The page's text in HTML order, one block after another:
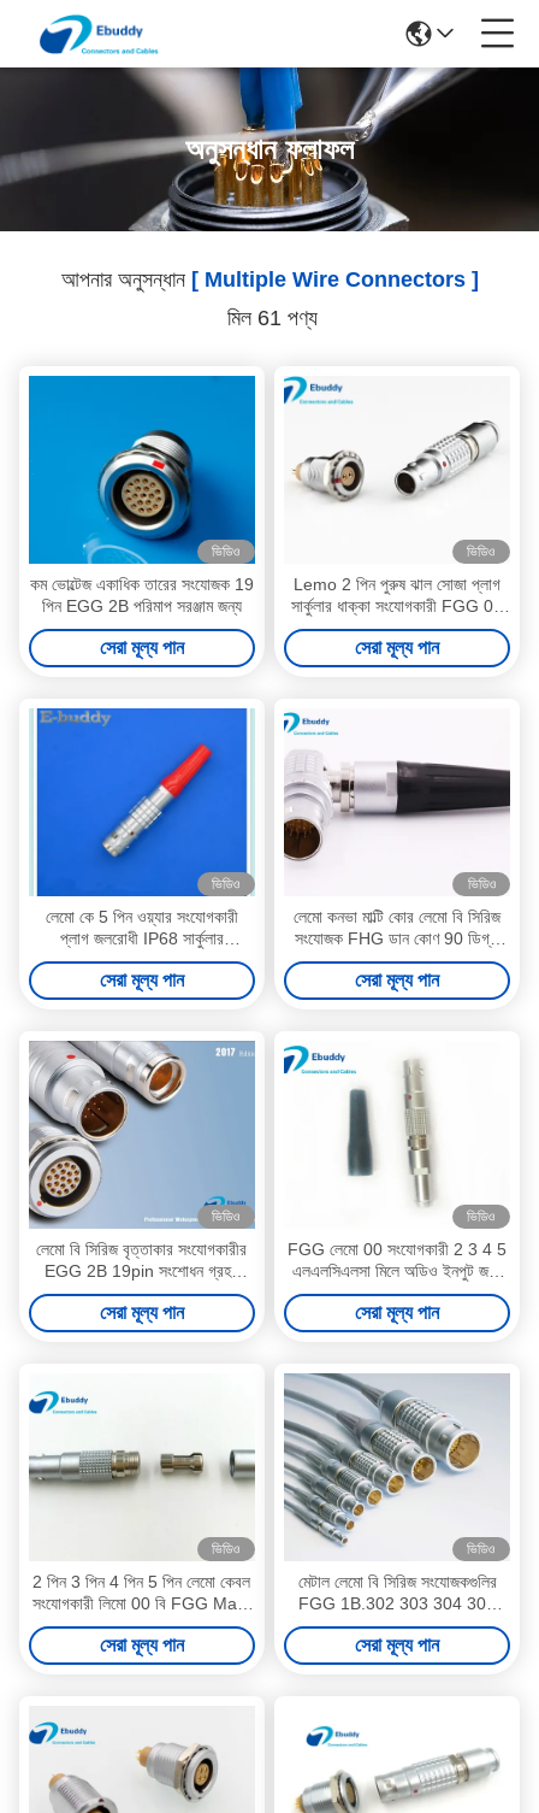
অনুসন্ধান ফলাফল
আপনার অনুসন্ধান [ Multiple Wire Connectors ]
মিল 61 পণ্য
ভিডিও
কম ভোল্টেজ একাধিক তারের সংযোজক 19
পিন EGG 2B পরিমাপ সরঞ্জাম জন্য
সেরা মূল্য পান
ভিডিও
Lemo 2 পিন পুরুষ ঝাল সোজা প্লাগ
সার্কুলার ধাক্কা সংযোগকারী FGG 0B
302 CLAD52Z
সেরা মূল্য পান
ভিডিও
লেমো কে 5 পিন ওয়্যার সংযোগকারী
প্লাগ জলরোধী IP68 সার্কুলার
সংযোগকারী৷
সেরা মূল্য পান
ভিডিও
লেমো কনভা মাল্টি কোর লেমো বি সিরিজ
সংযোজক FHG ডান কোণ 90 ডিগ্রী
পুরুষ প্লাগ
সেরা মূল্য পান
ভিডিও
লেমো বি সিরিজ বৃত্তাকার সংযোগকারীর
EGG 2B 19pin সংশোধন গ্রহন
EGG.2B.319.সিএলএল
সেরা মূল্য পান
ভিডিও
FGG লেমো 00 সংযোগকারী 2 3 4 5
এলএলসিএলসা মিলে অডিও ইনপুট জন্য
পিন পুরুষ প্লাগ
সেরা মূল্য পান
ভিডিও
2 পিন 3 পিন 4 পিন 5 পিন লেমো কেবল
সংযোগকারী লিমো 00 বি FGG Male
প্লাগ
সেরা মূল্য পান
ভিডিও
মেটাল লেমো বি সিরিজ সংযোজকগুলির
FGG 1B.302 303 304 305
306 পিন প্লাগ এবং সকেট
সেরা মূল্য পান